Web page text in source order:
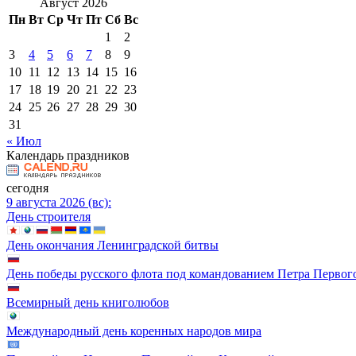
Август 2026
Пн Вт Ср Чт Пт Сб Вс
1
2
3
4 5 6 7 8
9
10 11 12 13 14 15 16
17 18 19 20 21 22 23
24 25 26 27 28 29 30
31
« Июл
Календарь праздников
сегодня
9 августа 2026 (вс):
День строителя
День окончания Ленинградской битвы
День победы русского флота под командованием Петра
Всемирный день книголюбов
Международный день коренных народов мира